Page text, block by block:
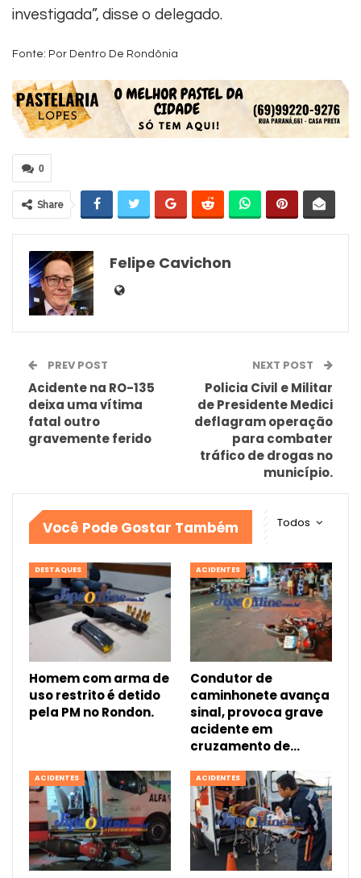
investigada”, disse o delegado.
Fonte: Por Dentro De Rondônia
0
Share
Felipe Cavichon
PREV POST
Acidente na RO-135
deixa uma vítima
fatal outro
gravemente ferido
NEXT POST
Policia Civil e Militar
de Presidente Medici
deflagram operação
para combater
tráfico de drogas no
município.
Todos
Você Pode Gostar Também
DESTAQUES
Homem com arma de
uso restrito é detido
pela PM no Rondon.
ACIDENTES
Condutor de
caminhonete avança
sinal, provoca grave
acidente em
cruzamento de…
ACIDENTES ACIDENTES